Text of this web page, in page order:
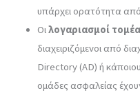
υπάρχει ορατότητα
Οιλογαριασμοί τομέα
διαχειριζόμενοι από
Directory (AD) ή
ομάδες ασφαλείας